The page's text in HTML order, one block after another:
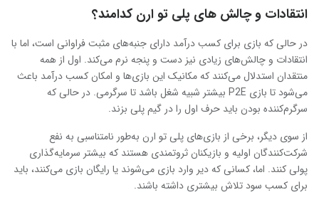
انتقادات و چالش های پلی تو ارن کدامند؟
در حالی که بازی برای کسب درآمد دارای جنبه‌های مثبت فراوانی است، اما با
انتقادات و چالش‌های زیادی نیز دست و پنجه نرم می‌کند. اول از همه
منتقدان استدلال می‌کنند که مکانیک این بازی‌ها و امکان کسب درآمد باعث
می‌شود تا بازی P2E بیشتر شبیه شغل باشد تا سرگرمی. در حالی که
سرگرم‌کننده بودن باید حرف اول را در گیم پلی بزند.
از سوی دیگر، برخی از بازی‌های پلی تو ارن به‌طور نامتناسبی به نفع
شرکت‌کنندگان اولیه و بازیکنان ثروتمندی هستند که بیشتر سرمایه‌گذاری
پولی کنند. اما، کسانی که دیر وارد بازی می‌شوند یا رایگان بازی می‌کنند، باید
برای کسب سود تلاش بیشتری داشته باشند.